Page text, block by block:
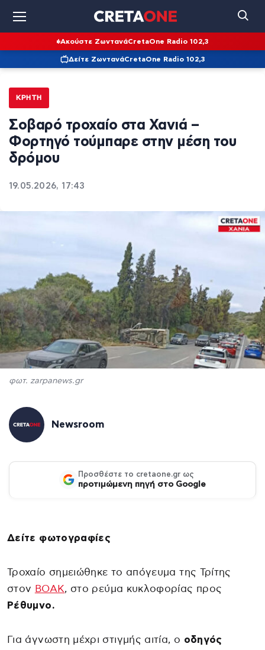
Ακούστε ΖωντανάCretaOne Radio 102,3
Δείτε ΖωντανάCretaOne Radio 102,3
ΚΡΉΤΗ
Σοβαρό τροχαίο στα Χανιά –
Φορτηγό τούμπαρε στην μέση του
δρόμου
19.05.2026, 17:43
φωτ. zarpanews.gr
Newsroom
Προσθέστε το cretaone.gr ως
προτιμώμενη πηγή στο Google
Δείτε φωτογραφίες
Τροχαίο σημειώθηκε το απόγευμα της Τρίτης
στον ΒΟΑΚ, στο ρεύμα κυκλοφορίας προς
Ρέθυμνο.
Για άγνωστη μέχρι στιγμής αιτία, ο οδηγός